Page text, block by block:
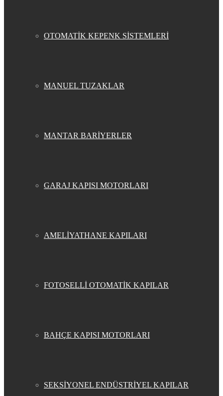
OTOMATİK KEPENK SİSTEMLERİ
MANUEL TUZAKLAR
MANTAR BARİYERLER
GARAJ KAPISI MOTORLARI
AMELİYATHANE KAPILARI
FOTOSELLİ OTOMATİK KAPILAR
BAHÇE KAPISI MOTORLARI
SEKSİYONEL ENDÜSTRİYEL KAPILAR